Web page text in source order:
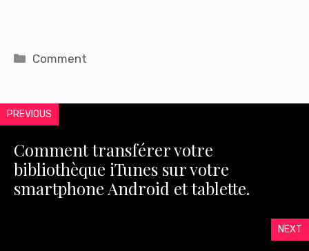
Catégories
Comment
PREVIOUS
Comment transférer votre
bibliothèque iTunes sur votre
smartphone Android et tablette.
NEXT